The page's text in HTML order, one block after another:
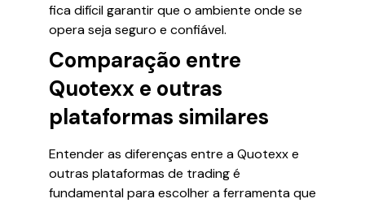
fica difícil garantir que o ambiente onde se
opera seja seguro e confiável.
Comparação entre
Quotexx e outras
plataformas similares
Entender as diferenças entre a Quotexx e
outras plataformas de trading é
fundamental para escolher a ferramenta que